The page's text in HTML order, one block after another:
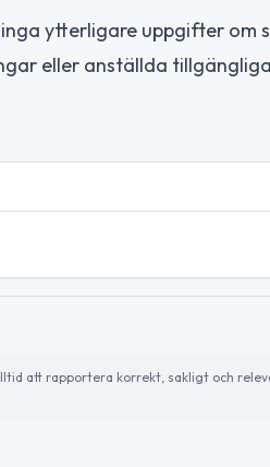
ytterligare uppgifter om
eller anställda
att rapportera korrekt, sakligt och